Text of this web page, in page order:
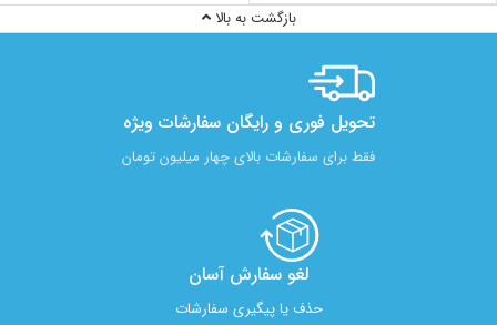
بازگشت به بالا
تحویل فوری و رایگان سفارشات ویژه
فقط برای سفارشات بالای چهار میلیون تومان
لغو سفارش آسان​
حذف یا پیگیری سفارشات